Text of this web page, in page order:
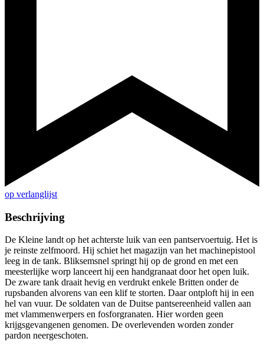
op verlanglijst
Beschrijving
De Kleine landt op het achterste luik van een pantservoertuig. Het is
je reinste zelfmoord. Hij schiet het magazijn van het machinepistool
leeg in de tank. Bliksemsnel springt hij op de grond en met een
meesterlijke worp lanceert hij een handgranaat door het open luik.
De zware tank draait hevig en verdrukt enkele Britten onder de
rupsbanden alvorens van een klif te storten. Daar ontploft hij in een
hel van vuur. De soldaten van de Duitse pantsereenheid vallen aan
met vlammenwerpers en fosforgranaten. Hier worden geen
krijgsgevangenen genomen. De overlevenden worden zonder
pardon neergeschoten.